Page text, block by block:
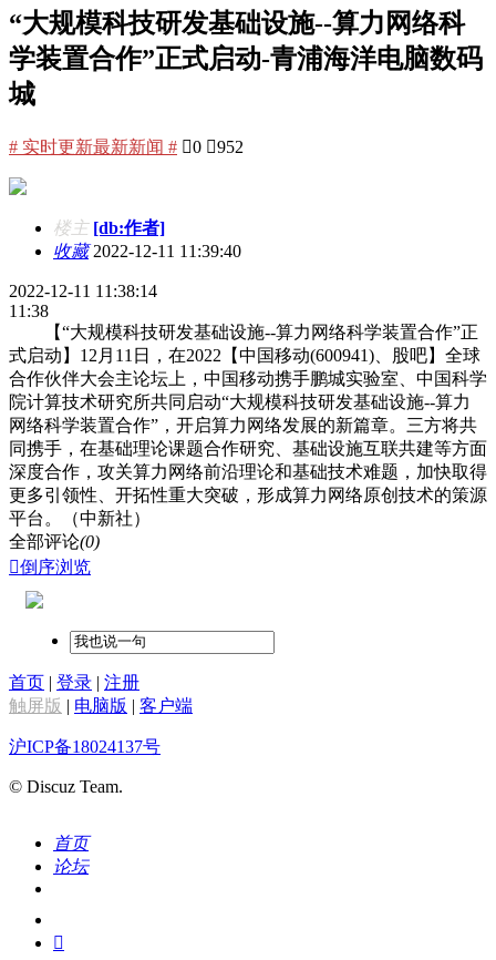
“大规模科技研发基础设施--算力网络科
学装置合作”正式启动-青浦海洋电脑数码
城
# 实时更新最新新闻 # 0 952
楼主 [db:作者]
收藏2022-12-11 11:39:40
2022-12-11 11:38:14
11:38
【“大规模科技研发基础设施--算力网络科学装置合作”正
式启动】12月11日，在2022【中国移动(600941)、股吧】全球
合作伙伴大会主论坛上，中国移动携手鹏城实验室、中国科学
院计算技术研究所共同启动“大规模科技研发基础设施--算力
网络科学装置合作”，开启算力网络发展的新篇章。三方将共
同携手，在基础理论课题合作研究、基础设施互联共建等方面
深度合作，攻关算力网络前沿理论和基础技术难题，加快取得
更多引领性、开拓性重大突破，形成算力网络原创技术的策源
平台。（中新社）
全部评论(0)
倒序浏览
首页 | 登录 | 注册
触屏版 | 电脑版 | 客户端
沪ICP备18024137号
© Discuz Team.
首页
论坛
我的
